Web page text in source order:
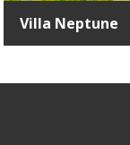
Villa Neptune